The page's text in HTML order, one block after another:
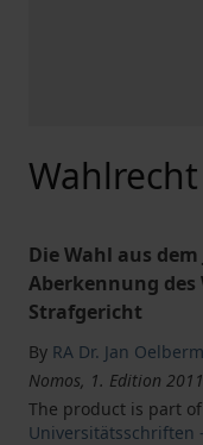
Die Wahl aus
Aberkennung
Strafgericht
By RA Dr. Jan
Nomos, 1. Edition
The product is part
Universitätsschriften